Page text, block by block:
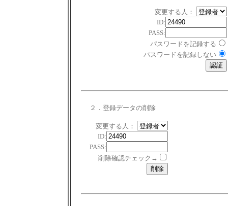
変更する人：
ID:
PASS:
パスワードを記録する
パスワードを記録しない
２．登録データの削除
変更する人：
ID:
PASS:
削除確認チェック→